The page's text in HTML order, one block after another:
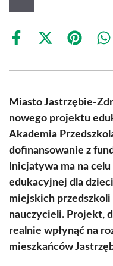
Share
Share
(Twitter)
Share
Miasto Jastrzębie-
nowego projektu
Akademia
dofinansowanie z
Inicjatywa ma na
edukacyjnej dla
miejskich
nauczycieli. Projekt,
realnie wpłynąć na
mieszkańców